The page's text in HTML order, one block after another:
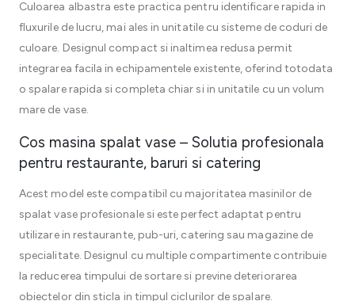
Culoarea albastra este practica pentru identificare rapida in
fluxurile de lucru, mai ales in unitatile cu sisteme de coduri de
culoare. Designul compact si inaltimea redusa permit
integrarea facila in echipamentele existente, oferind totodata
o spalare rapida si completa chiar si in unitatile cu un volum
mare de vase.
Cos masina spalat vase – Solutia profesionala
pentru restaurante, baruri si catering
Acest model este compatibil cu majoritatea masinilor de
spalat vase profesionale si este perfect adaptat pentru
utilizare in restaurante, pub-uri, catering sau magazine de
specialitate. Designul cu multiple compartimente contribuie
la reducerea timpului de sortare si previne deteriorarea
obiectelor din sticla in timpul ciclurilor de spalare.